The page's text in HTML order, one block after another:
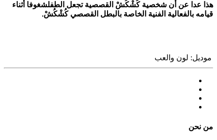
هذا عدا عن أن شخصية كُشْكُشْ القصصية تجعل الطفلشغوفا أثناء
قيامه بالفعالية الفنية الخاصة بالبطل القصصي كُشْكُشْ.
موديل: لون والعب
ﻣﻦ ﻧﺤﻦ